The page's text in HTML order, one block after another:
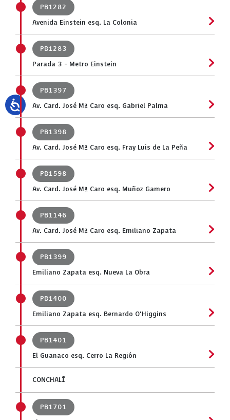
PB1282
Avenida Einstein esq. La Colonia
PB1283
Parada 3 - Metro Einstein
PB1397
Av. Card. José Mª Caro esq. Gabriel Palma
PB1398
Av. Card. José Mª Caro esq. Fray Luis de La Peña
PB1598
Av. Card. José Mª Caro esq. Muñoz Gamero
PB1146
Av. Card. José Mª Caro esq. Emiliano Zapata
PB1399
Emiliano Zapata esq. Nueva La Obra
PB1400
Emiliano Zapata esq. Bernardo O'Higgins
PB1401
El Guanaco esq. Cerro La Región
CONCHALÍ
PB1701